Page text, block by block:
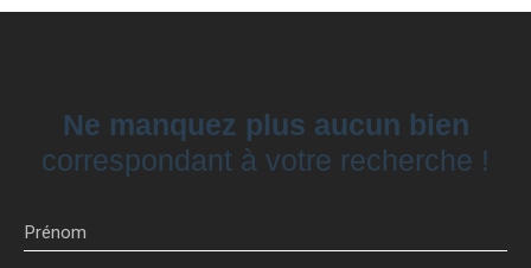
Ne manquez plus aucun bien
correspondant à votre recherche !
Prénom